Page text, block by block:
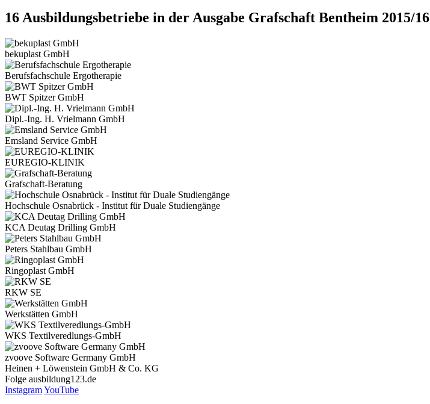
16 Ausbildungsbetriebe in der Ausgabe Grafschaft Bentheim 2015/16
bekuplast GmbH
Berufsfachschule Ergotherapie
BWT Spitzer GmbH
Dipl.-Ing. H. Vrielmann GmbH
Emsland Service GmbH
EUREGIO-KLINIK
Grafschaft-Beratung
Hochschule Osnabrück - Institut für Duale Studiengänge
KCA Deutag Drilling GmbH
Peters Stahlbau GmbH
Ringoplast GmbH
RKW SE
Werkstätten GmbH
WKS Textilveredlungs-GmbH
zvoove Software Germany GmbH
Heinen + Löwenstein GmbH & Co. KG
Folge ausbildung123.de
InstagramYouTube